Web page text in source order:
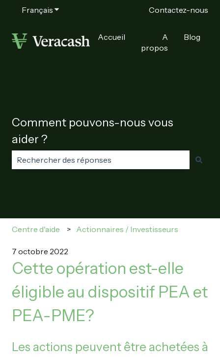
Français Afficher le sous-menu pour les traductions
Contactez-nous
Accueil
A
propos
Blog
Comment pouvons-nous vous
aider ?
Centre d'aide Actionnaires / Investisseurs
7 octobre 2022
Cette opération est-elle
éligible au dispositif PEA et
PEA-PME?
Les actions peuvent être achetées à